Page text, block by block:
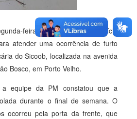
feira (08/09/2025), a Polícia
atender uma ocorrência de furto
do Sicoob, localizada na avenida
Bosco, em Porto Velho.
equipe da PM constatou que a
durante o final de semana. O
ocorreu pela porta da frente, que